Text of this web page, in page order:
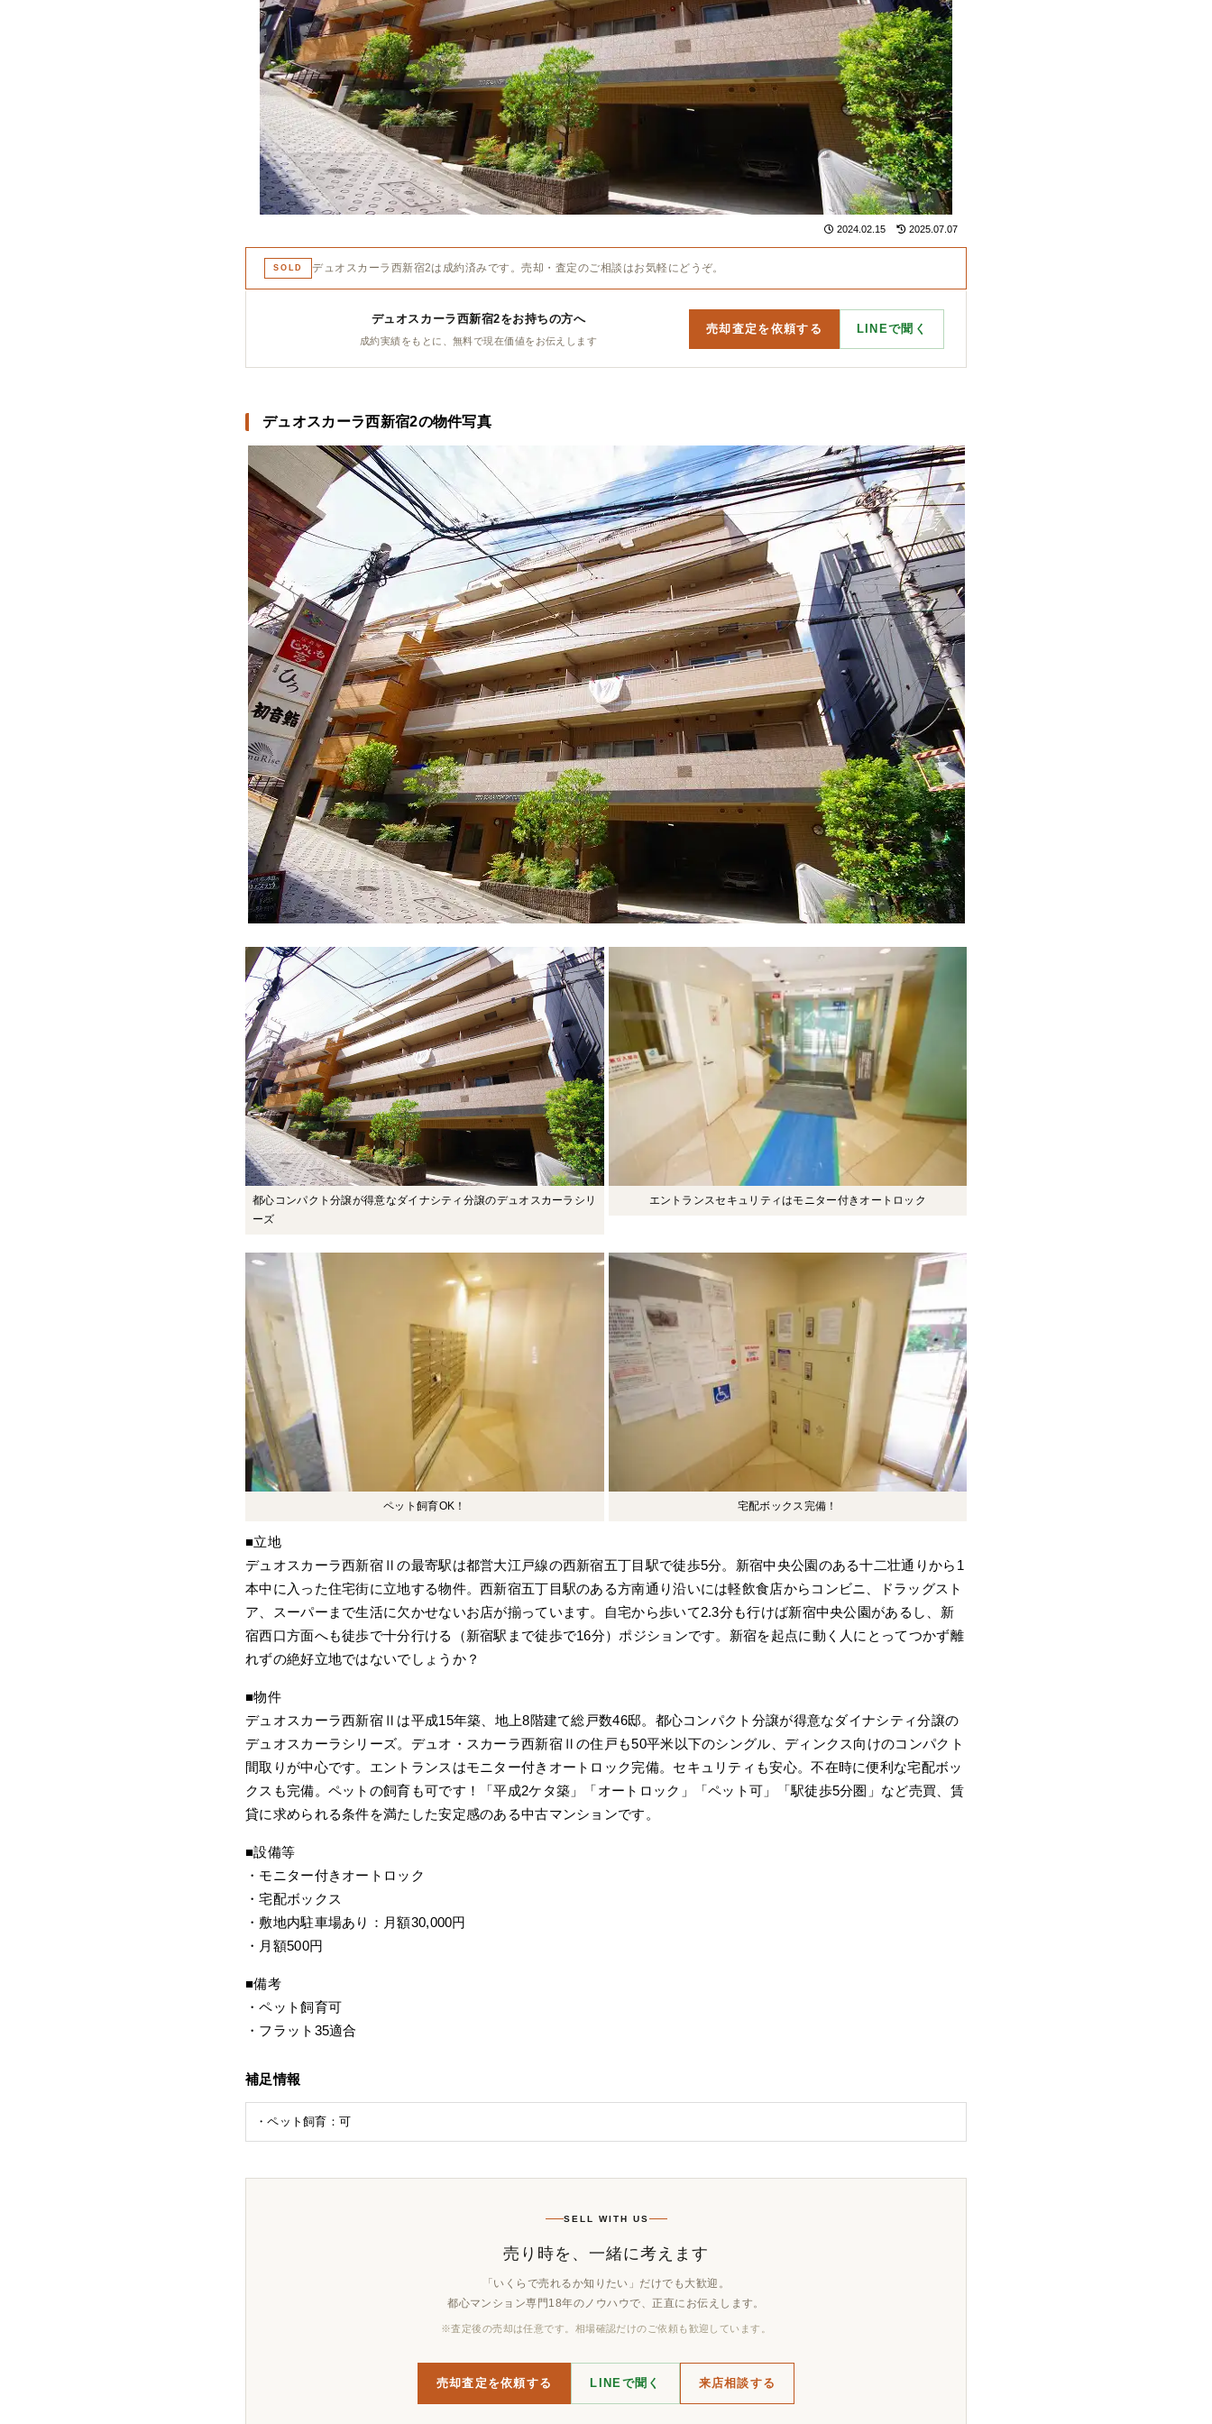
2024.02.15 2025.07.07
SOLD デュオスカーラ西新宿2は成約済みです。売却・査定のご相談はお気軽にどうぞ。
デュオスカーラ西新宿2をお持ちの方へ
成約実績をもとに、無料で現在価値をお伝えします
売却査定を依頼する LINEで聞く
デュオスカーラ西新宿2の物件写真
都心コンパクト分譲が得意なダイナシティ分譲のデュオスカーラシリ
ーズ
エントランスセキュリティはモニター付きオートロック
ペット飼育OK！ 宅配ボックス完備！
■立地
デュオスカーラ西新宿Ⅱの最寄駅は都営大江戸線の西新宿五丁目駅で徒歩5分。新宿中央公園のある十二壮通りから1
本中に入った住宅街に立地する物件。西新宿五丁目駅のある方南通り沿いには軽飲食店からコンビニ、ドラッグスト
ア、スーパーまで生活に欠かせないお店が揃っています。自宅から歩いて2.3分も行けば新宿中央公園があるし、新
宿西口方面へも徒歩で十分行ける（新宿駅まで徒歩で16分）ポジションです。新宿を起点に動く人にとってつかず離
れずの絶好立地ではないでしょうか？
■物件
デュオスカーラ西新宿Ⅱは平成15年築、地上8階建て総戸数46邸。都心コンパクト分譲が得意なダイナシティ分譲の
デュオスカーラシリーズ。デュオ・スカーラ西新宿Ⅱの住戸も50平米以下のシングル、ディンクス向けのコンパクト
間取りが中心です。エントランスはモニター付きオートロック完備。セキュリティも安心。不在時に便利な宅配ボッ
クスも完備。ペットの飼育も可です！「平成2ケタ築」「オートロック」「ペット可」「駅徒歩5分圏」など売買、賃
貸に求められる条件を満たした安定感のある中古マンションです。
■設備等
・モニター付きオートロック
・宅配ボックス
・敷地内駐車場あり：月額30,000円
・月額500円
■備考
・ペット飼育可
・フラット35適合
補足情報
・ペット飼育：可
SELL WITH US
売り時を、一緒に考えます
「いくらで売れるか知りたい」だけでも大歓迎。
都心マンション専門18年のノウハウで、正直にお伝えします。
※査定後の売却は任意です。相場確認だけのご依頼も歓迎しています。
売却査定を依頼する LINEで聞く 来店相談する